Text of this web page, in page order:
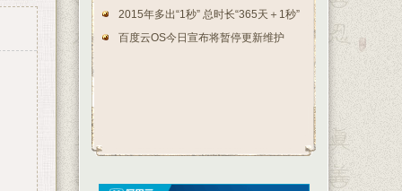
2015年多出“1秒” 总时长“365天＋1秒”
百度云OS今日宣布将暂停更新维护